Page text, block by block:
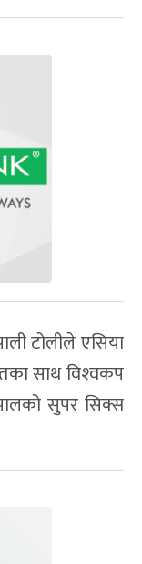
टोलीले एसिया
साथ विश्‍वकप
सुपर सिक्स